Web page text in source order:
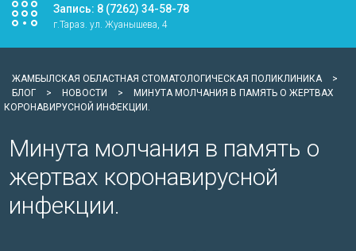
Запись: 8 (7262) 34-58-78
г.Тараз. ул. Жуанышева, 4
ЖАМБЫЛСКАЯ ОБЛАСТНАЯ СТОМАТОЛОГИЧЕСКАЯ ПОЛИКЛИНИКА
>
БЛОГ
> НОВОСТИ >
МИНУТА МОЛЧАНИЯ В ПАМЯТЬ О ЖЕРТВАХ
КОРОНАВИРУСНОЙ ИНФЕКЦИИ.
Минута молчания в память о
жертвах коронавирусной
инфекции.